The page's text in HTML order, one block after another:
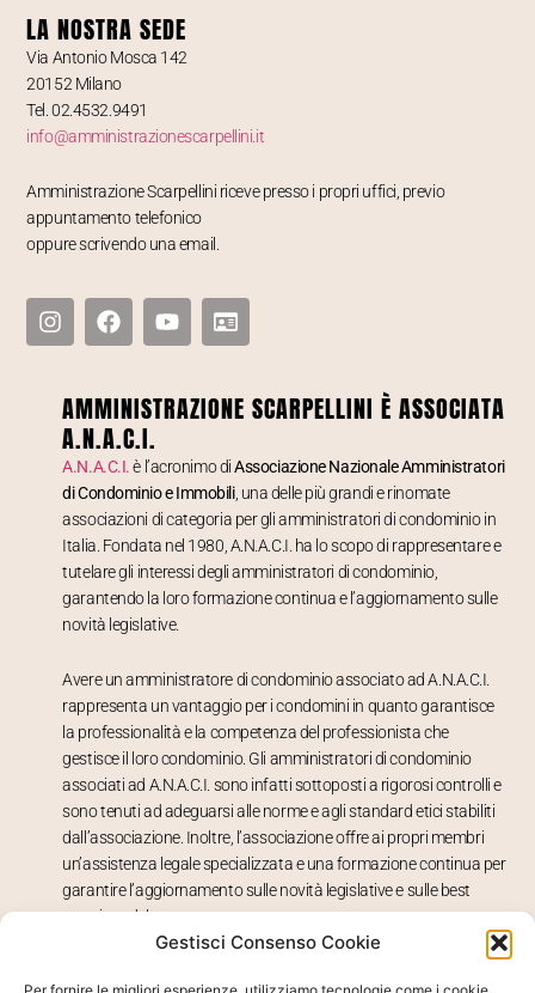
Gestisci Consenso Cookie
LA NOSTRA SEDE
Via Antonio Mosca 142
20152 Milano
Tel. 02.4532.9491
info@amministrazionescarpellini.it
Amministrazione Scarpellini riceve presso i propri uffici, previo
appuntamento telefonico
oppure scrivendo una email.
AMMINISTRAZIONE SCARPELLINI È ASSOCIATA
A.N.A.C.I.
A.N.A.C.I. è l’acronimo diAssociazione Nazionale Amministratori
di Condominio e Immobili, una delle più grandi e rinomate
associazioni di categoria per gli amministratori di condominio in
Italia. Fondata nel 1980, A.N.A.C.I. ha lo scopo di rappresentare e
tutelare gli interessi degli amministratori di condominio,
garantendo la loro formazione continua e l’aggiornamento sulle
novità legislative.
Avere un amministratore di condominio associato ad A.N.A.C.I.
rappresenta un vantaggio per i condomini in quanto garantisce
la professionalità e la competenza del professionista che
gestisce il loro condominio. Gli amministratori di condominio
associati ad A.N.A.C.I. sono infatti sottoposti a rigorosi controlli e
sono tenuti ad adeguarsi alle norme e agli standard etici stabiliti
dall’associazione. Inoltre, l’associazione offre ai propri membri
un’assistenza legale specializzata e una formazione continua per
garantire l’aggiornamento sulle novità legislative e sulle best
practices del settore.